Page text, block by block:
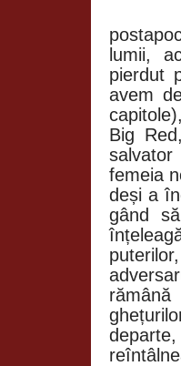
lumii,
pierdut
avem
Big
femeia
deși a
gând